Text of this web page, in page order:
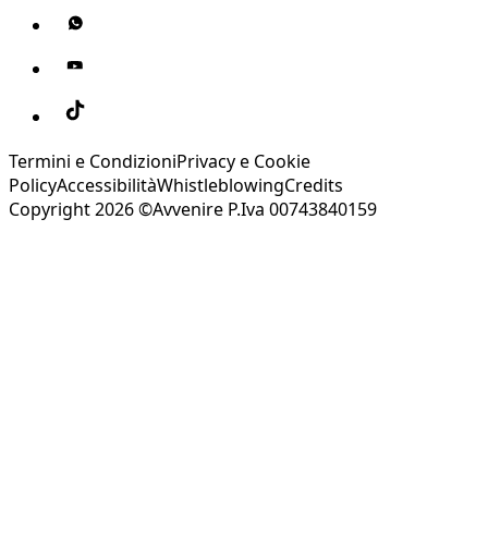
Termini e CondizioniPrivacy e Cookie
PolicyAccessibilitàWhistleblowingCredits
Copyright 2026 ©Avvenire P.Iva 00743840159